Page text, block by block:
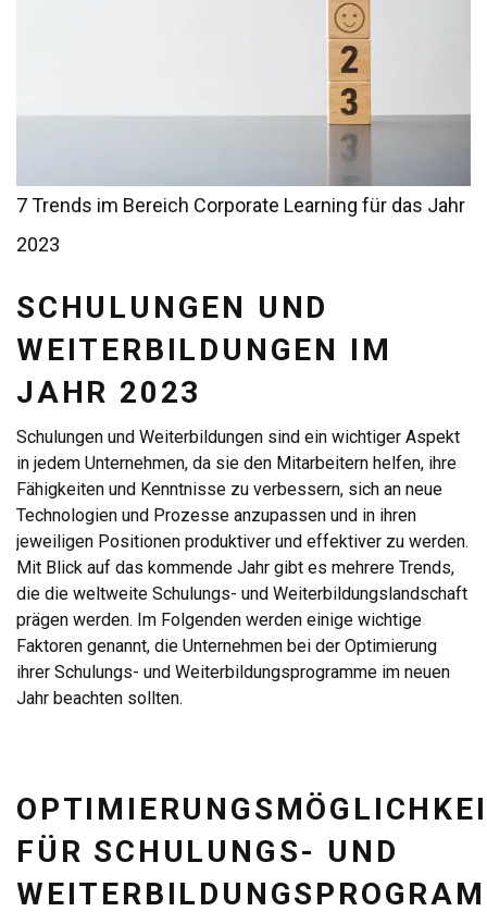
7 Trends im Bereich Corporate Learning für das Jahr
2023
SCHULUNGEN UND
WEITERBILDUNGEN IM
JAHR 2023
Schulungen und Weiterbildungen sind ein wichtiger Aspekt
in jedem Unternehmen, da sie den Mitarbeitern helfen, ihre
Fähigkeiten und Kenntnisse zu verbessern, sich an neue
Technologien und Prozesse anzupassen und in ihren
jeweiligen Positionen produktiver und effektiver zu werden.
Mit Blick auf das kommende Jahr gibt es mehrere Trends,
die die weltweite Schulungs- und Weiterbildungslandschaft
prägen werden. Im Folgenden werden einige wichtige
Faktoren genannt, die Unternehmen bei der Optimierung
ihrer Schulungs- und Weiterbildungsprogramme im neuen
Jahr beachten sollten.
FÜR SCHULUNGS- UND